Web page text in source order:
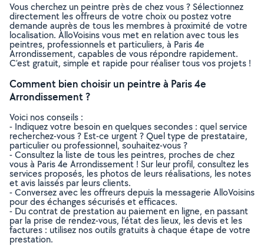
Vous cherchez un peintre près de chez vous ? Sélectionnez
directement les offreurs de votre choix ou postez votre
demande auprès de tous les membres à proximité de votre
localisation. AlloVoisins vous met en relation avec tous les
peintres, professionnels et particuliers, à Paris 4e
Arrondissement, capables de vous répondre rapidement.
C’est gratuit, simple et rapide pour réaliser tous vos projets !
Comment bien choisir un peintre à Paris 4e
Arrondissement ?
Voici nos conseils :
- Indiquez votre besoin en quelques secondes : quel service
recherchez-vous ? Est-ce urgent ? Quel type de prestataire,
particulier ou professionnel, souhaitez-vous ?
- Consultez la liste de tous les peintres, proches de chez
vous à Paris 4e Arrondissement ! Sur leur profil, consultez les
services proposés, les photos de leurs réalisations, les notes
et avis laissés par leurs clients.
- Conversez avec les offreurs depuis la messagerie AlloVoisins
pour des échanges sécurisés et efficaces.
- Du contrat de prestation au paiement en ligne, en passant
par la prise de rendez-vous, l’état des lieux, les devis et les
factures : utilisez nos outils gratuits à chaque étape de votre
prestation.